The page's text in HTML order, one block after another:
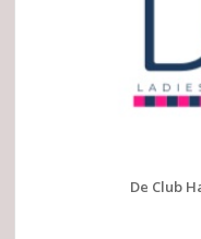
De Club